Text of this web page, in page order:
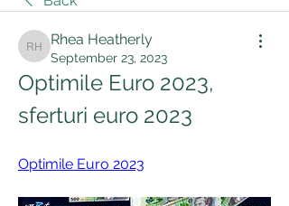
Rhea Heatherly
Rhea Heatherly
September 23, 2023
Optimile Euro 2023,
sferturi euro 2023
Optimile Euro 2023